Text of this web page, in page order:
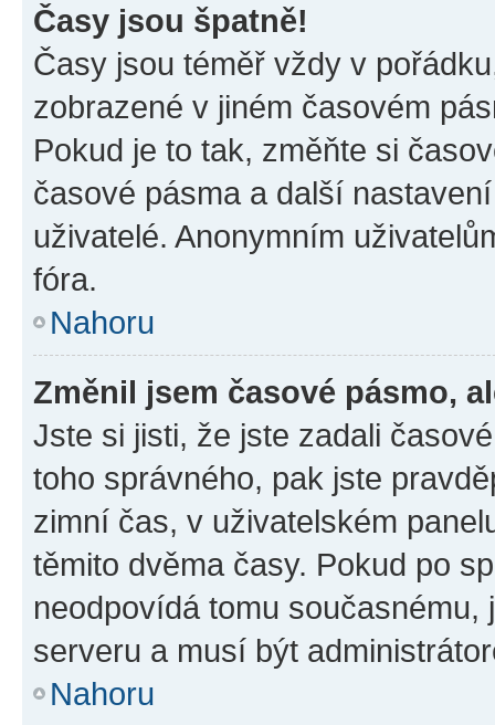
Časy jsou špatně!
Časy jsou téměř vždy v
zobrazené v jiném časovém
Pokud je to tak, změňte si
časové pásma a další
uživatelé. Anonymním
fóra.
Nahoru
Změnil jsem časové pásmo,
Jste si jisti, že jste zadali
toho správného, pak jste
zimní čas, v uživatelském
těmito dvěma časy. Pokud po
neodpovídá tomu
serveru a musí být
Nahoru